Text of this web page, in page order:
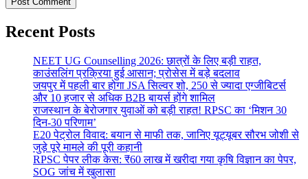
Recent Posts
NEET UG Counselling 2026: छात्रों के लिए बड़ी राहत,
काउंसलिंग प्रक्रिया हुई आसान; प्रोसेस में बड़े बदलाव
जयपुर में पहली बार होगा JSA सिल्वर शो, 250 से ज्यादा एग्जीबिटर्स
और 10 हजार से अधिक B2B बायर्स होंगे शामिल
राजस्थान के बेरोजगार युवाओं को बड़ी राहत! RPSC का ‘मिशन 30
दिन-30 परिणाम’
E20 पेट्रोल विवाद: बयान से माफी तक, जानिए यूट्यूबर सौरभ जोशी से
जुड़े पूरे मामले की पूरी कहानी
RPSC पेपर लीक केस: ₹60 लाख में खरीदा गया कृषि विज्ञान का पेपर,
SOG जांच में खुलासा